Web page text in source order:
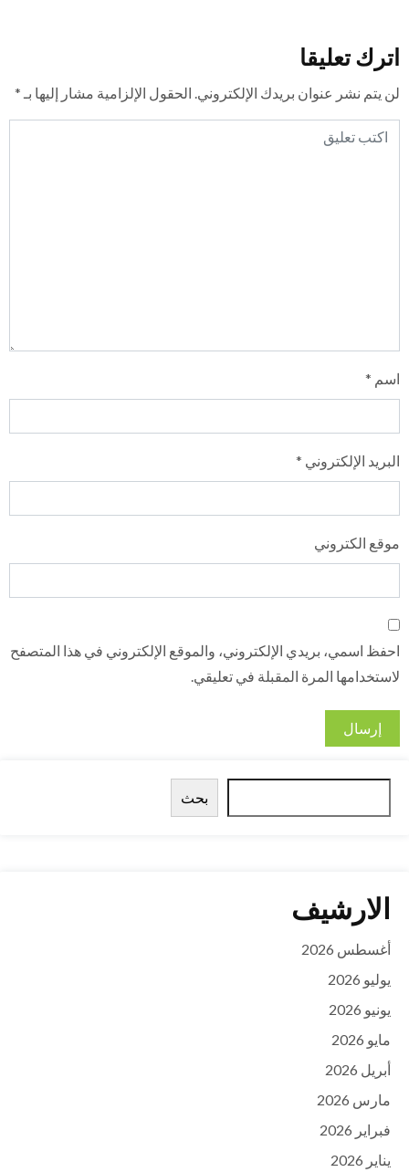
اترك تعليقا
لن يتم نشر عنوان بريدك الإلكتروني. الحقول الإلزامية مشار إليها بـ *
اسم *
البريد الإلكتروني *
موقع الكتروني
احفظ اسمي، بريدي الإلكتروني، والموقع الإلكتروني في هذا المتصفح
لاستخدامها المرة المقبلة في تعليقي.
بحث
الارشيف
أغسطس 2026
يوليو 2026
يونيو 2026
مايو 2026
أبريل 2026
مارس 2026
فبراير 2026
يناير 2026